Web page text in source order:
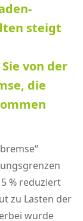
steigt
von der
die
% reduziert
zu Lasten der
wurde